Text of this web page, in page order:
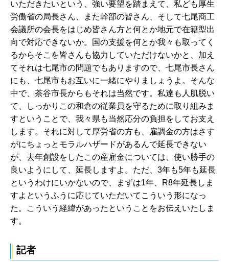
いただきたいという、強い要望を踏まえて、私ども厚生
労働省の局長さん、また幹部の皆さん、そして七尾商工
会議所の会長をはじめ皆さん方と何とか地元で在籍型出
向で対応できないか。国の支援を何とか我々も取ってく
るからそこを皆さんも協力していただけないかと、加え
てそれは七尾市の問題でもありますので、七尾市長さん
にも、七尾市もお互いに一緒にやりましょうよ。そんな
中で、茶谷市長からもそれは当然です。私達も人肌脱い
て、しっかりこの和倉の従業員を守るために取り組みま
すということで、我々県も当然応分の負担をしてお支え
します。それに対して厚労省の方も、雇調金の方はさす
がにちょっとモラルハザードがあるんで延長できない
が、去年創設をしたこの産雇金については、使い勝手の
良いようにして、延長しますよ。ただ、3年も5年も延長
というわけにいかないので、まずは1年、R8年延長しま
すよというふうに応じていただいてこういう形になっ
た。こういう経緯があったということをお伝えいたしま
す。
記者